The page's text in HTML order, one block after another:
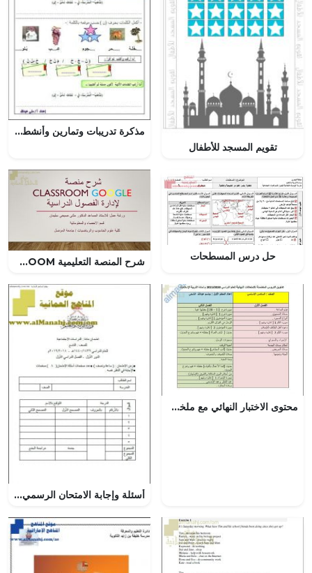
تقويم المسجد للأطفال
مذكرة تدريبات وتمارين وأنشطة متنوعة (لغة عربية) الأول
حل درس المسطحات شرح المنصة التعليمية GOOGLE CLASSROOM للمعلمين لإدارة الفصول الدراسية (التربية) ملفات مدرسية
محتوى الاختبار النهائي مع ملخصات شاملة وأسئلة الكترونية امتحانية (تربية اسلامية) السادس
أسئلة وإجابة الامتحان الرسمي الدور الأول (اجتماعيات) التاسع